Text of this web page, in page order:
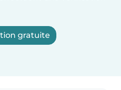
gratuite